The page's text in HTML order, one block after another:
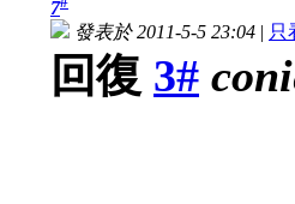
7
發表於 2011-5-5 23:04 | 只
回復 3#